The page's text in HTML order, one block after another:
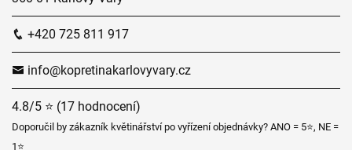
+420 725 811 917
info@kopretinakarlovyvary.cz
4.8/5 ⭐ (17 hodnocení)
Doporučil by zákazník květinářství po vyřízení objednávky? ANO = 5⭐, NE =
1⭐